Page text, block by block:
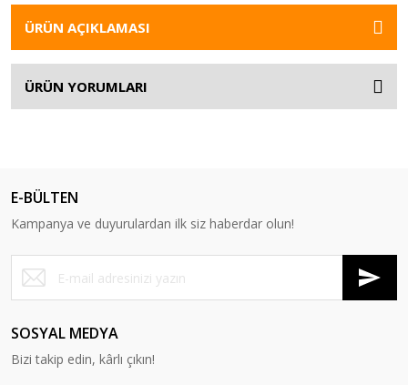
ÜRÜN AÇIKLAMASI
ÜRÜN YORUMLARI
E-BÜLTEN
Kampanya ve duyurulardan ilk siz haberdar olun!
SOSYAL MEDYA
Bizi takip edin, kârlı çıkın!